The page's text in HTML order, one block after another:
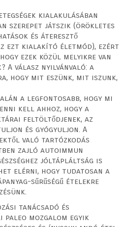
kialakulásában
szerepet játszik (örökletes
és áteresztő
ezt kialakító életmód), ezért
ezek közül melyikre van
A válasz nyilvánvaló: a
hogy mit eszünk, mit iszunk,
a legfontosabb, hogy mi
kell ahhoz, hogy a
feltöltődjenek, az
és gyógyuljon. A
való tartózkodás
zajló autoimmun
jóltápláltság is
elérni, hogy tudatosan a
sűrűségű ételekre
tanácsadó és
paleo mozgalom egyik